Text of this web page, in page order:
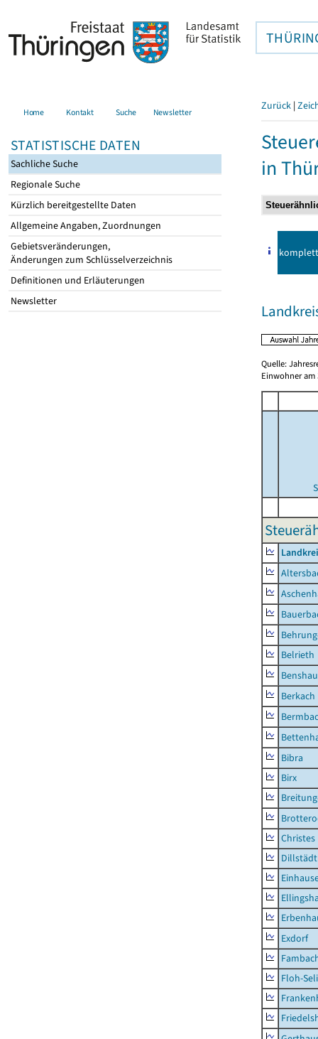
Home Kontakt Suche Newsletter
STATISTISCHE DATEN
Sachliche Suche
Regionale Suche
Kürzlich bereitgestellte Daten
Allgemeine Angaben, Zuordnungen
Gebietsveränderungen,
Änderungen zum Schlüsselverzeichnis
Definitionen und Erläuterungen
Newsletter
Zurück |
in
komplett
Quelle:
Einwohner am
Belrieth
Berkach
Bibra
Birx
Christes
Dillstädt
Exdorf
Floh-